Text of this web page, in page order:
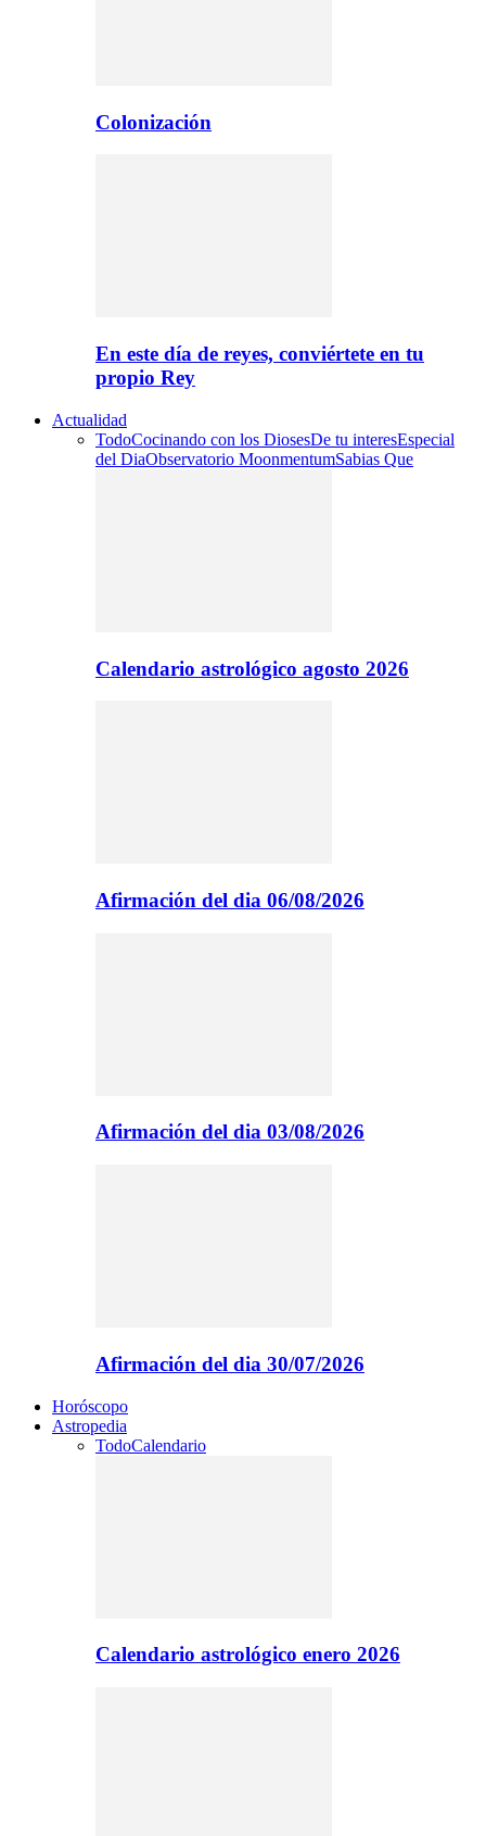
Colonización
En este día de reyes, conviértete en tu
propio Rey
Actualidad
TodoCocinando con los DiosesDe tu interesEspecial
del DiaObservatorio MoonmentumSabias Que
Calendario astrológico agosto 2026
Afirmación del dia 06/08/2026
Afirmación del dia 03/08/2026
Afirmación del dia 30/07/2026
Horóscopo
Astropedia
TodoCalendario
Calendario astrológico enero 2026